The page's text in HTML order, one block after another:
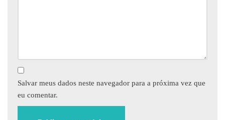
Salvar meus dados neste navegador para a próxima vez que
eu comentar.